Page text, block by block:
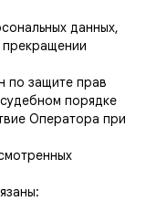
данных,
по защите прав
порядке
Оператора при